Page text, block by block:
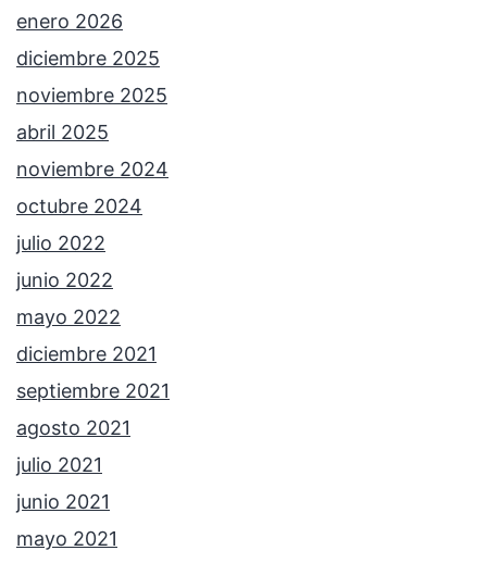
enero 2026
diciembre 2025
noviembre 2025
abril 2025
noviembre 2024
octubre 2024
julio 2022
junio 2022
mayo 2022
diciembre 2021
septiembre 2021
agosto 2021
julio 2021
junio 2021
mayo 2021